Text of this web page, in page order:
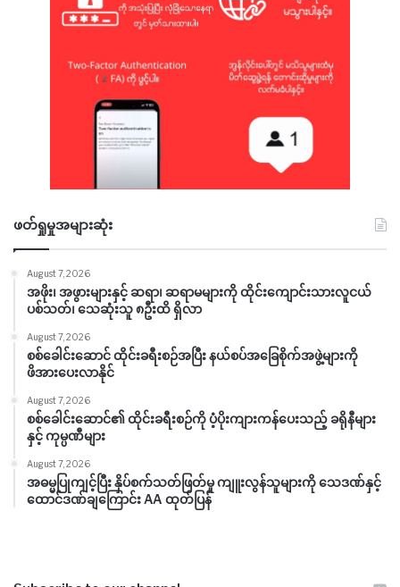
ဖတ်ရှုမှုအများဆုံး
August 7, 2026
အဖိုး၊ အဖွားများနှင့် ဆရာ၊ ဆရာမများကို ထိုင်းကျောင်းသားလူငယ်
ပစ်သတ်၊ သေဆုံးသူ ၈ဦးထိ ရှိလာ
August 7, 2026
စစ်ခေါင်းဆောင် ထိုင်းခရီးစဉ်အပြီး နယ်စပ်အခြေစိုက်အဖွဲ့များကို
ဖိအားပေးလာနိုင်
August 7, 2026
စစ်ခေါင်းဆောင်၏ ထိုင်းခရီးစဉ်ကို ပံ့ပိုးကျားကန်ပေးသည့် ခရိုနီများ
နှင့် ကုမ္ပဏီများ
August 7, 2026
အဓမ္မပြုကျင့်ပြီး နှိပ်စက်သတ်ဖြတ်မှု ကျူးလွန်သူများကို သေဒဏ်နှင့်
ထောင်ဒဏ်ချကြောင်း AA ထုတ်ပြန်